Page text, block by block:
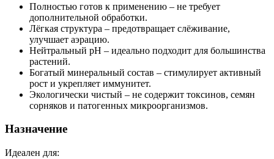
Полностью готов к применению – не требует
дополнительной обработки.
Лёгкая структура – предотвращает слёживание,
улучшает аэрацию.
Нейтральный pH – идеально подходит для большинства
растений.
Богатый минеральный состав – стимулирует активный
рост и укрепляет иммунитет.
Экологически чистый – не содержит токсинов, семян
сорняков и патогенных микроорганизмов.
Назначение
Идеален для: